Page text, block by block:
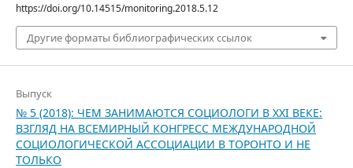
https://doi.org/10.14515/monitoring.2018.5.12
Другие форматы библиографических ссылок
Выпуск
№ 5 (2018): ЧЕМ ЗАНИМАЮТСЯ СОЦИОЛОГИ В XXI ВЕКЕ:
ВЗГЛЯД НА ВСЕМИРНЫЙ КОНГРЕСС МЕЖДУНАРОДНОЙ
СОЦИОЛОГИЧЕСКОЙ АССОЦИАЦИИ В ТОРОНТО И НЕ
ТОЛЬКО